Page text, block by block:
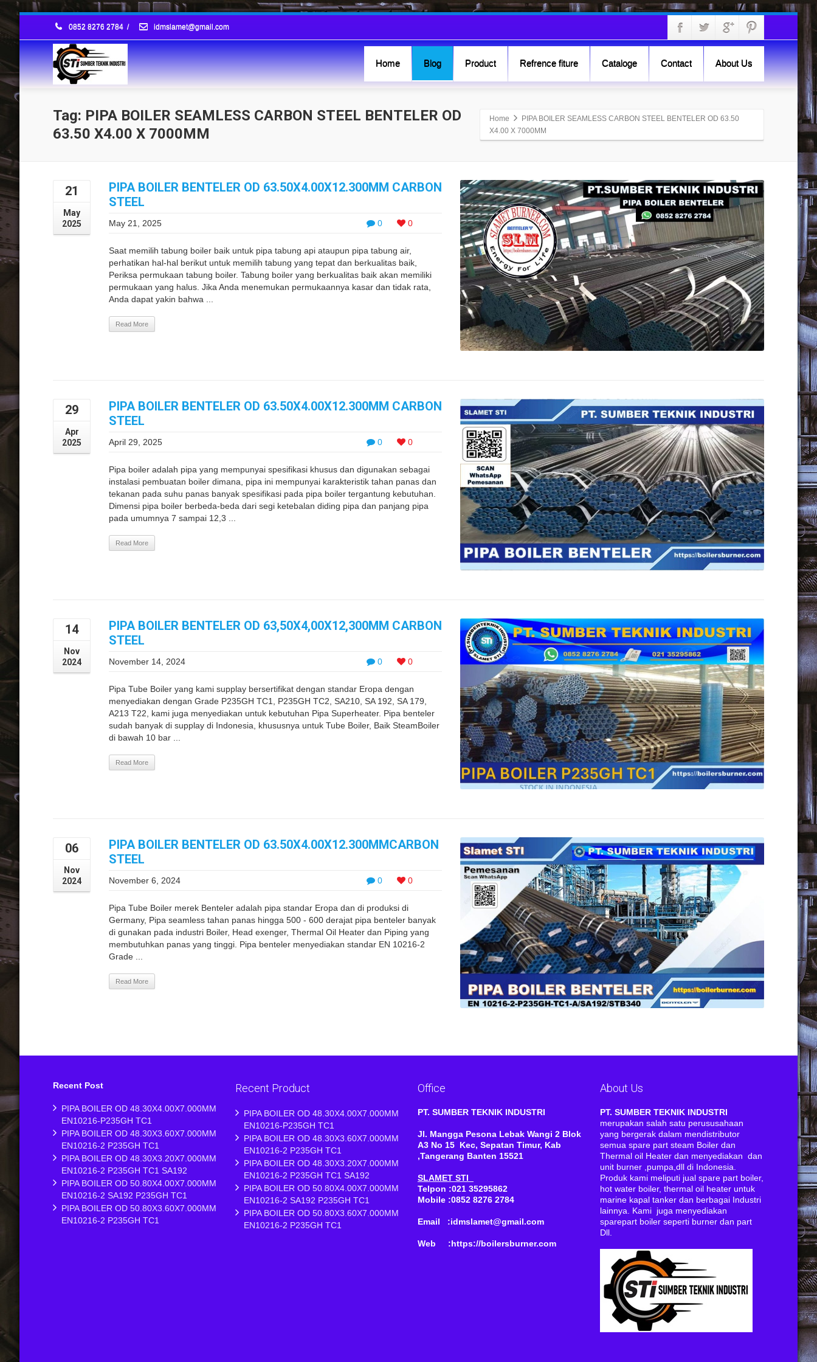
0852 8276 2784 / idmslamet@gmail.com
Home Blog Product Refrence fiture Cataloge Contact About Us
Tag: PIPA BOILER SEAMLESS CARBON STEEL BENTELER OD
63.50 X4.00 X 7000MM
Home
PIPA BOILER SEAMLESS CARBON STEEL BENTELER OD 63.50
X4.00 X 7000MM
21
May
2025
PIPA BOILER BENTELER OD 63.50X4.00X12.300MM CARBON
STEEL
0 0
May 21, 2025
Saat memilih tabung boiler baik untuk pipa tabung api ataupun pipa tabung air,
perhatikan hal-hal berikut untuk memilih tabung yang tepat dan berkualitas baik,
Periksa permukaan tabung boiler. Tabung boiler yang berkualitas baik akan memiliki
permukaan yang halus. Jika Anda menemukan permukaannya kasar dan tidak rata,
Anda dapat yakin bahwa ...
Read More
29
Apr
2025
PIPA BOILER BENTELER OD 63.50X4.00X12.300MM CARBON
STEEL
0 0
April 29, 2025
Pipa boiler adalah pipa yang mempunyai spesifikasi khusus dan digunakan sebagai
instalasi pembuatan boiler dimana, pipa ini mempunyai karakteristik tahan panas dan
tekanan pada suhu panas banyak spesifikasi pada pipa boiler tergantung kebutuhan.
Dimensi pipa boiler berbeda-beda dari segi ketebalan diding pipa dan panjang pipa
pada umumnya 7 sampai 12,3 ...
Read More
14
Nov
2024
PIPA BOILER BENTELER OD 63,50X4,00X12,300MM CARBON
STEEL
0 0
November 14, 2024
Pipa Tube Boiler yang kami supplay bersertifikat dengan standar Eropa dengan
menyediakan dengan Grade P235GH TC1, P235GH TC2, SA210, SA 192, SA 179,
A213 T22, kami juga menyediakan untuk kebutuhan Pipa Superheater. Pipa benteler
sudah banyak di supplay di Indonesia, khususnya untuk Tube Boiler, Baik SteamBoiler
di bawah 10 bar ...
Read More
06
Nov
2024
PIPA BOILER BENTELER OD 63.50X4.00X12.300MMCARBON
STEEL
0 0
November 6, 2024
Pipa Tube Boiler merek Benteler adalah pipa standar Eropa dan di produksi di
Germany, Pipa seamless tahan panas hingga 500 - 600 derajat pipa benteler banyak
di gunakan pada industri Boiler, Head exenger, Thermal Oil Heater dan Piping yang
membutuhkan panas yang tinggi. Pipa benteler menyediakan standar EN 10216-2
Grade ...
Read More
Recent Post
PIPA BOILER OD 48.30X4.00X7.000MM
EN10216-P235GH TC1
PIPA BOILER OD 48.30X3.60X7.000MM
EN10216-2 P235GH TC1
PIPA BOILER OD 48.30X3.20X7.000MM
EN10216-2 P235GH TC1 SA192
PIPA BOILER OD 50.80X4.00X7.000MM
EN10216-2 SA192 P235GH TC1
PIPA BOILER OD 50.80X3.60X7.000MM
EN10216-2 P235GH TC1
Recent Product
PIPA BOILER OD 48.30X4.00X7.000MM
EN10216-P235GH TC1
PIPA BOILER OD 48.30X3.60X7.000MM
EN10216-2 P235GH TC1
PIPA BOILER OD 48.30X3.20X7.000MM
EN10216-2 P235GH TC1 SA192
PIPA BOILER OD 50.80X4.00X7.000MM
EN10216-2 SA192 P235GH TC1
PIPA BOILER OD 50.80X3.60X7.000MM
EN10216-2 P235GH TC1
Office
PT. SUMBER TEKNIK INDUSTRI
Jl. Mangga Pesona Lebak Wangi 2 Blok
A3 No 15 Kec, Sepatan Timur, Kab
,Tangerang Banten 15521
SLAMET STI
Telpon :021 35295862
Mobile :0852 8276 2784
Email :idmslamet@gmail.com
Web :https://boilersburner.com
About Us
PT. SUMBER TEKNIK INDUSTRI
merupakan salah satu perususahaan
yang bergerak dalam mendistributor
semua spare part steam Boiler dan
Thermal oil Heater dan menyediakan dan
unit burner ,pumpa,dll di Indonesia.
Produk kami meliputi jual spare part boiler,
hot water boiler, thermal oil heater untuk
marine kapal tanker dan berbagai Industri
lainnya. Kami juga menyediakan
sparepart boiler seperti burner dan part
Dll.